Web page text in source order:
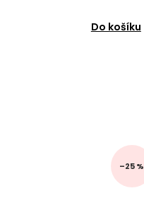
Do košíku
–25 %